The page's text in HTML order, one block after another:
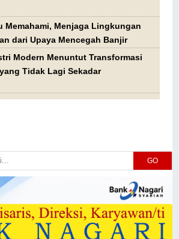
Memahami, Menjaga Lingkungan
dari Upaya Mencegah Banjir
Modern Menuntut Transformasi
Tidak Lagi Sekadar
GO